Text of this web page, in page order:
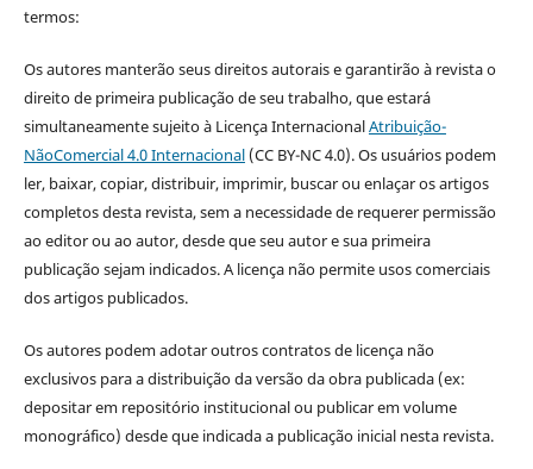
termos:
Os autores manterão seus direitos autorais e garantirão à revista o
direito de primeira publicação de seu trabalho, que estará
simultaneamente sujeito à Licença InternacionalAtribuição-
NãoComercial 4.0 Internacional(CC BY-NC 4.0). Os usuários podem
ler, baixar, copiar, distribuir, imprimir, buscar ou enlaçar os artigos
completos desta revista, sem a necessidade de requerer permissão
ao editor ou ao autor, desde que seu autor e sua primeira
publicação sejam indicados. A licença não permite usos comerciais
dos artigos publicados.
Os autores podem adotar outros contratos de licença não
exclusivos para a distribuição da versão da obra publicada (ex:
depositar em repositório institucional ou publicar em volume
monográfico) desde que indicada a publicação inicial nesta revista.